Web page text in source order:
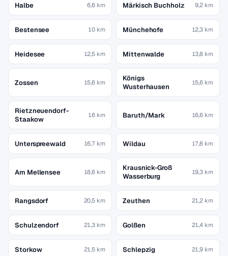
Halbe 6,6 km Märkisch Buchholz 9,2 km
Bestensee 10 km Münchehofe 12,3 km
Heidesee 12,5 km Mittenwalde 13,8 km
Zossen 15,6 km
Königs
Wusterhausen
15,6 km
Rietzneuendorf-
Staakow
16 km Baruth/Mark 16,6 km
Unterspreewald 16,7 km Wildau 17,8 km
Am Mellensee 18,6 km
Krausnick-Groß
Wasserburg
19,3 km
Rangsdorf 20,5 km Zeuthen 21,2 km
Schulzendorf 21,3 km Golßen 21,4 km
Storkow 21,5 km Schlepzig 21,9 km